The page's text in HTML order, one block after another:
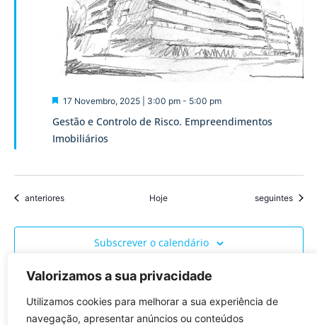
Valorizamos a sua privacidade
Utilizamos cookies para melhorar a sua experiência de
navegação, apresentar anúncios ou conteúdos
Gestão e Controlo de Risco. Empreendimentos
Imobiliários
Destaque
17 Novembro, 2025 | 3:00 pm- 5:00 pm
Eventos
anteriores Hoje Eventos
seguintes
Subscrever o calendário